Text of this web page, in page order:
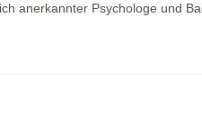
anerkannter Psychologe und